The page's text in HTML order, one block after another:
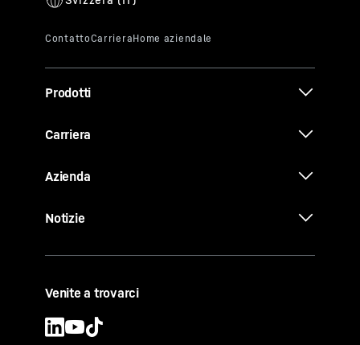
Prodotti
Carriera
Azienda
Notizie
Venite a trovarci